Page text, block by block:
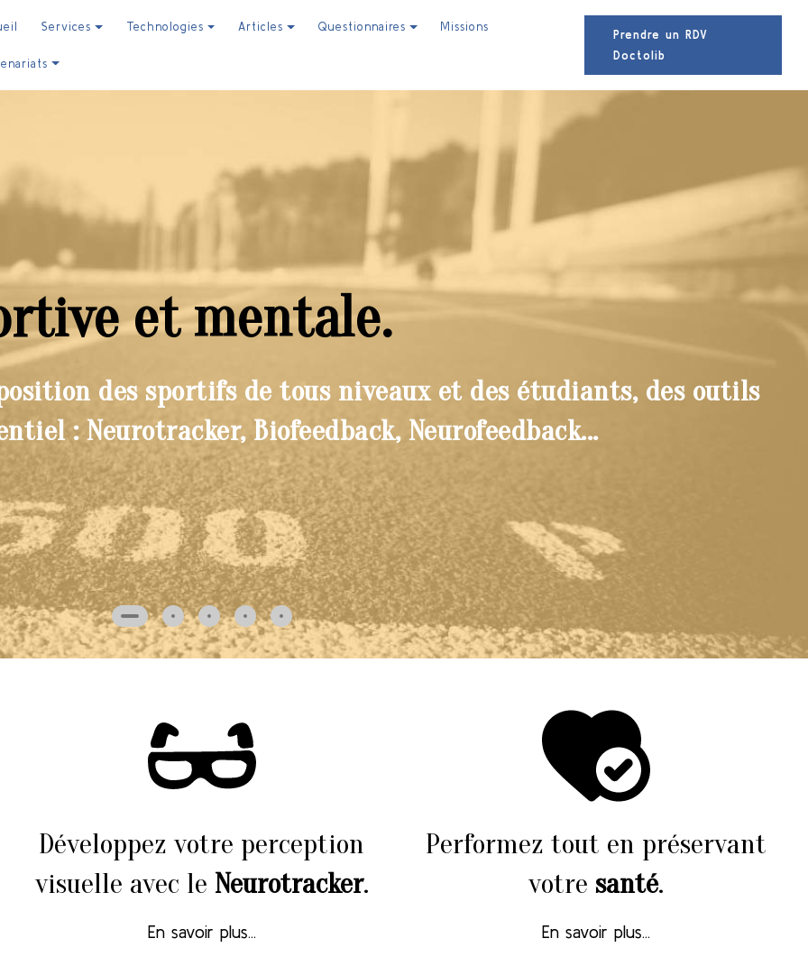
Services Technologies Articles Questionnaires Missions
Prendre un RDV
Doctolib
et mentale.
des sportifs de tous niveaux et des étudiants, des outils
: Neurotracker, Biofeedback, Neurofeedback...
Développez votre perception
visuelle avec le Neurotracker.
En savoir plus...
Performez tout en préservant
votresanté.
En savoir plus...